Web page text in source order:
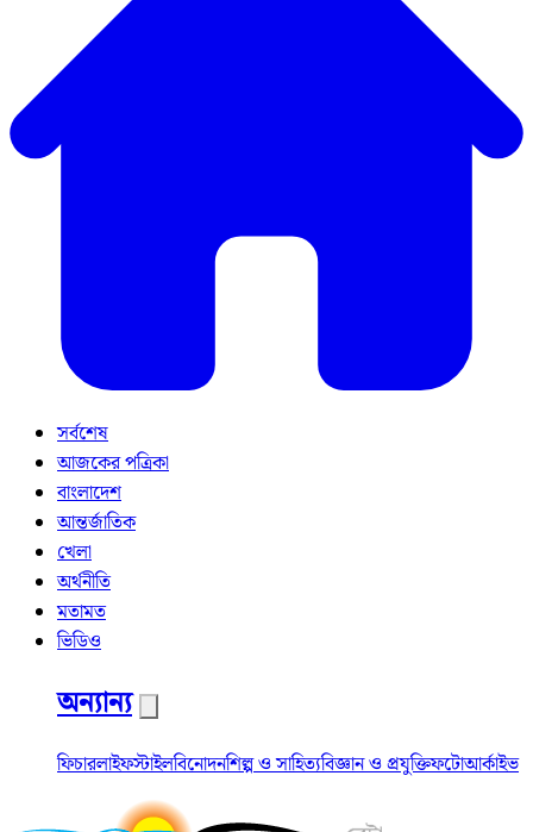
সর্বশেষ
আজকের পত্রিকা
বাংলাদেশ
আন্তর্জাতিক
খেলা
অর্থনীতি
মতামত
ভিডিও
অন্যান্য
ফিচারলাইফস্টাইলবিনোদনশিল্প ও সাহিত্যবিজ্ঞান ও প্রযুক্তিফটোআর্কাইভ